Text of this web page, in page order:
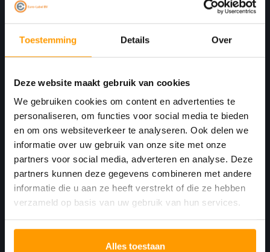
Toestemming Details Over
Deze website maakt gebruik van cookies
We gebruiken cookies om content en advertenties te
personaliseren, om functies voor social media te bieden
en om ons websiteverkeer te analyseren. Ook delen we
informatie over uw gebruik van onze site met onze
partners voor social media, adverteren en analyse. Deze
partners kunnen deze gegevens combineren met andere
informatie die u aan ze heeft verstrekt of die ze hebben
verzameld op basis van uw gebruik van hun services.
Alles toestaan
Print. Plak. Klaar. Met een partner die met je
meedenkt.
Havenkant 6
4781 AA
Moerdijk Nederland
+31 (0)168 416 513